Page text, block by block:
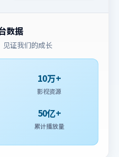
数据
见证我们的成长
10万+
影视资源
50亿+
累计播放量